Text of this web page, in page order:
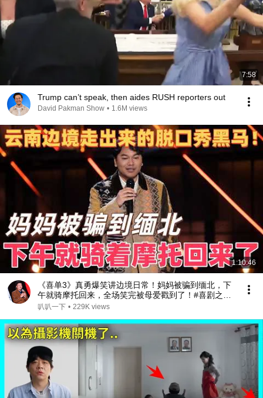
7:58
Trump can’t speak, then aides RUSH reporters out
David Pakman Show • 1.6M views
1:10:46
《喜单3》真勇爆笑讲边境日常！妈妈被骗到缅北，下
午就骑摩托回来，全场笑完被母爱戳到了！#喜剧之王
单口季 #脱口秀 #搞笑 #喜剧 #funny #综艺
叭叭一下 • 229K views